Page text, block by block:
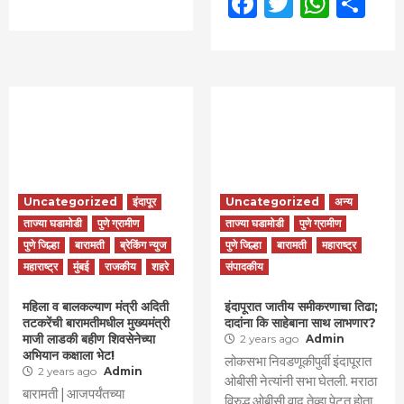
Uncategorized
इंदापूर
ताज्या घडामोडी
पुणे ग्रामीण
पुणे जिल्हा
बारामती
ब्रेकिंग न्युज
महाराष्ट्र
मुंबई राजकीय शहरे
महिला व बालकल्याण मंत्री अदिती
तटकरेंची बारामतीमधील मुख्यमंत्री
माजी लाडकी बहीण शिवसेनेच्या
अभियान कक्षाला भेट!
2 years ago Admin
बारामती | आजपर्यंतच्या
Uncategorized
अन्य
ताज्या घडामोडी
पुणे ग्रामीण
पुणे जिल्हा
बारामती
महाराष्ट्र
संपादकीय
इंदापूरात जातीय समीकरणाचा तिढा;
दादांना कि साहेबाना साथ लाभणार?
2 years ago Admin
लोकसभा निवडणूकीपुर्वी इंदापूरात
ओबीसी नेत्यांनी सभा घेतली. मराठा